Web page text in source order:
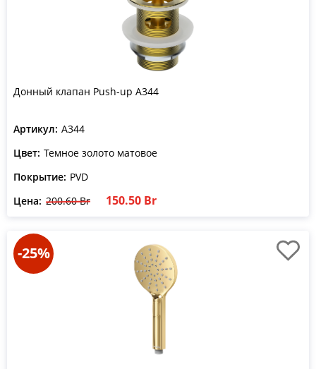
Донный клапан Push-up A344
Артикул: A344
Цвет: Темное золото матовое
Покрытие: PVD
Цена: 200.60 Br 150.50 Br
-25%